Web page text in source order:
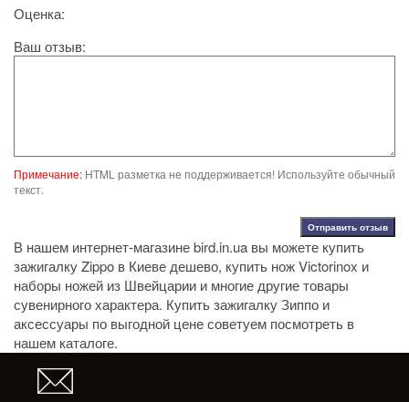
Оценка:
Ваш отзыв:
Примечание: HTML разметка не поддерживается! Используйте обычный
текст.
Отправить отзыв
В нашем интернет-магазине bird.in.ua вы можете купить
зажигалку Zippo в Киеве дешево, купить нож Victorinox и
наборы ножей из Швейцарии и многие другие товары
сувенирного характера. Купить зажигалку Зиппо и
аксессуары по выгодной цене советуем посмотреть в
нашем каталоге.